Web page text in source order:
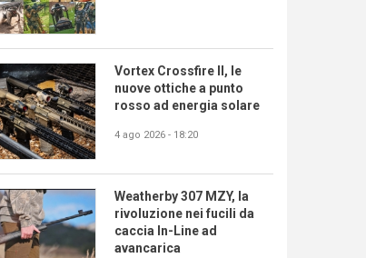
Vortex Crossfire II, le
nuove ottiche a punto
rosso ad energia solare
4 ago 2026 - 18:20
Weatherby 307 MZY, la
rivoluzione nei fucili da
caccia In-Line ad
avancarica